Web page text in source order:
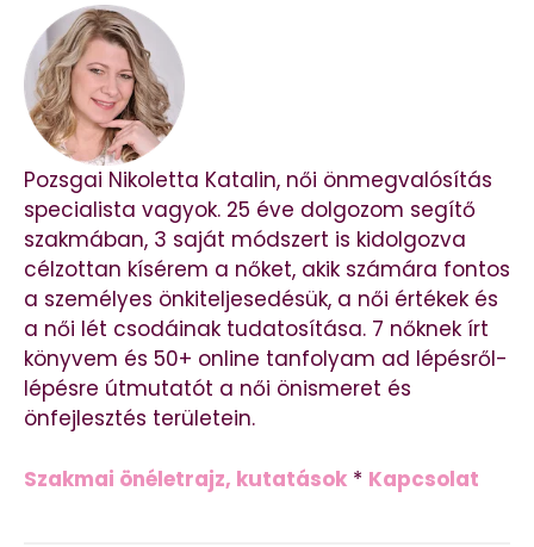
Pozsgai Nikoletta Katalin, női önmegvalósítás
specialista vagyok. 25 éve dolgozom segítő
szakmában, 3 saját módszert is kidolgozva
célzottan kísérem a nőket, akik számára fontos
a személyes önkiteljesedésük, a női értékek és
a női lét csodáinak tudatosítása. 7 nőknek írt
könyvem és 50+ online tanfolyam ad lépésről-
lépésre útmutatót a női önismeret és
önfejlesztés területein.
Szakmai önéletrajz, kutatások * Kapcsolat